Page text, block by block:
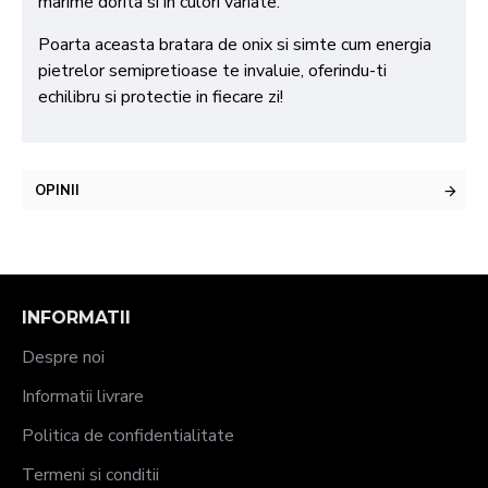
Poarta aceasta bratara de onix si simte cum energia
pietrelor semipretioase te invaluie, oferindu-ti
echilibru si protectie in fiecare zi!
OPINII
INFORMATII
Despre noi
Informatii livrare
Politica de confidentialitate
Termeni si conditii